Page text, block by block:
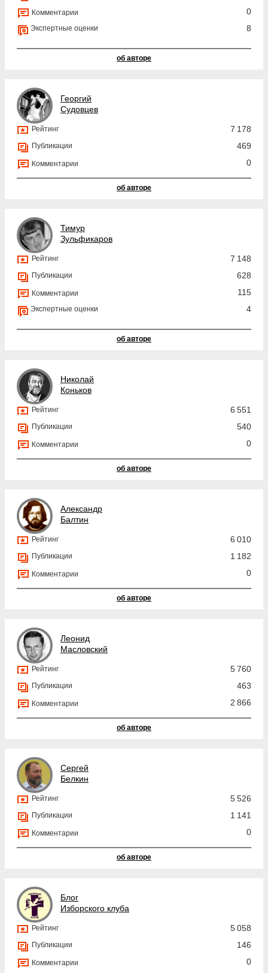
Комментарии 0
Экспертные оценки 8
об авторе
Георгий
Судовцев
Рейтинг 7 178
Публикации 469
Комментарии 0
об авторе
Тимур
Зульфикаров
Рейтинг 7 148
Публикации 628
Комментарии 115
Экспертные оценки 4
об авторе
Николай
Коньков
Рейтинг 6 551
Публикации 540
Комментарии 0
об авторе
Александр
Балтин
Рейтинг 6 010
Публикации 1 182
Комментарии 0
об авторе
Леонид
Масловский
Рейтинг 5 760
Публикации 463
Комментарии 2 866
об авторе
Сергей
Белкин
Рейтинг 5 526
Публикации 1 141
Комментарии 0
об авторе
Блог
Изборского клуба
Рейтинг 5 058
Публикации 146
Комментарии 0